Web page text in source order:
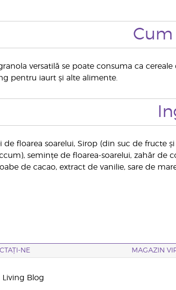
Cum
versatilă se poate consuma ca
pentru iaurt și alte alimente.
de floarea soarelui, Sirop (din suc de fructe
semințe de floarea-soarelui, zahăr de
de cacao, extract de vanilie, sare de
NE MAGAZIN
Living Blog